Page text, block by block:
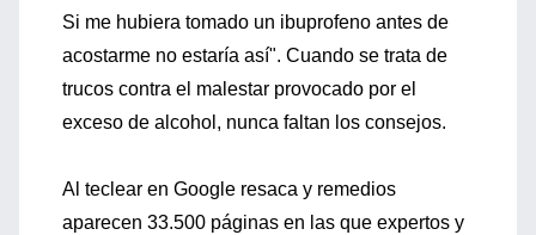
Si me hubiera tomado un ibuprofeno antes de
acostarme no estaría así". Cuando se trata de
trucos contra el malestar provocado por el
exceso de alcohol, nunca faltan los consejos.
Al teclear en Google resaca y remedios
aparecen 33.500 páginas en las que expertos y